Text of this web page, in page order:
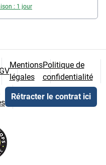
: 1 jour
Mentions
légales
Politique de
confidentialité
Rétracter le contrat ici